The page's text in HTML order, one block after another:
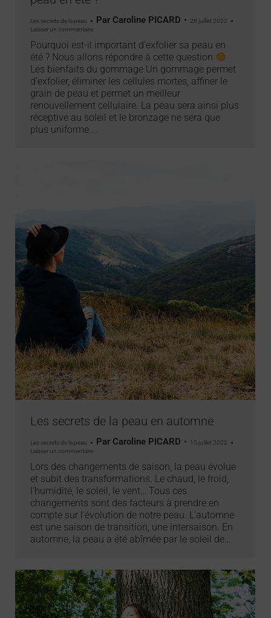
Les secrets de la peau Par Caroline PICARD
28 juillet 2022
Laisser un commentaire
Pourquoi est-il important d’exfolier sa peau en
été ? Nous allons répondre à cette question
Les bienfaits du gommage Un gommage permet
d’exfolier, éliminer les cellules mortes, affiner le
grain de peau et permet un meilleur
renouvellement cellulaire. La peau sera ainsi plus
réceptive au soleil et le bronzage ne sera que
plus uniforme.…
Les secrets de la peau en automne
Les secrets de la peau Par Caroline PICARD
15 juillet 2022
Laisser un commentaire
Lors des changements de saison, la peau évolue
et subit des transformations. Le chaud, le froid,
l’humidité, le soleil, le vent… Tous ces
changements sont des facteurs à prendre en
compte sur l’évolution de notre peau. L’automne
est une saison de transition, une intersaison. En
automne, la peau a été abîmée par le soleil de…